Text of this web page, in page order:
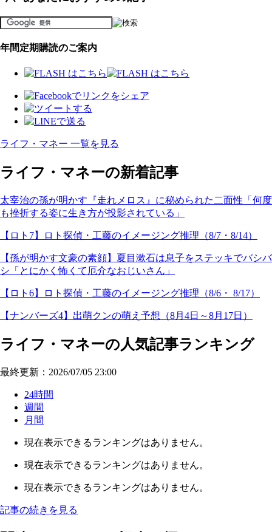
年間定期購読のご案内
ライフ・マネー 一覧を見る
ライフ・マネーの新着記事
太宰治の孫が明かす『走れメロス』に秘められた二面性「何度
も挫折する姿に生き方が投影されている」
【ロト7】ロト探偵・工藤のイメージング推理（8/7・8/14）
【孫が明かす文豪の素顔】夏目漱石は息子をステッキでバシバ
シ「とにかく怖くて厄介なおじいさん」
【ロト6】ロト探偵・工藤のイメージング推理（8/6・ 8/17）
【ナンバーズ4】出萌クンの萌え予想（8月4日～8月17日）
ライフ・マネーの人気記事ランキング
最終更新：2026/07/05 23:00
24時間
週間
月間
現在表示できるランキングはありません。
現在表示できるランキングはありません。
現在表示できるランキングはありません。
記事の続きを見る